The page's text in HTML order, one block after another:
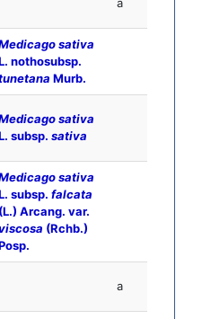
a
sativa
nothosubsp.
Murb.
sativa
subsp. sativa
sativa
subsp. falcata
(L.) Arcang. var.
viscosa (Rchb.)
a